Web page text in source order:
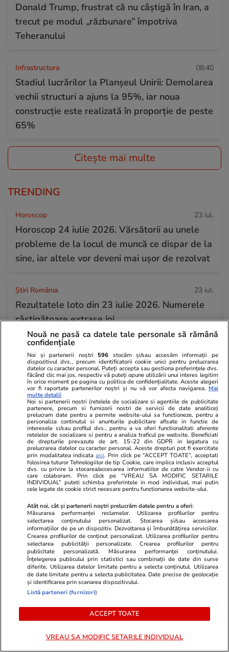
Donald Trump, frustrat că nu câștigă în Iran, a
trecut pe modul „răzbunare” împotriva
Teheranului
Infrastructura 08:40
Stadiul lucrărilor la Planșeul Unirii: Demolarea
vechii structuri a ajuns la 95%, iar noua
construcție este realizată în proporție de peste
65%
Citește mai multe
TRENDING
Horoscop 23 iul.
Horoscop 24 iulie 2026. Vărsătorii au unele
probleme de la locul de muncă ce dispar de la
sine, iar altele vor deveni mai ușor de rezolvat
Știri România 23 iul.
Rezultatele loto din 23 iulie 2026. Numerele
câștigătoare extrase joi
Știri România 23 iul.
Reportaj de la cavoul Sfântului Preot
Mărturisitor și legionar la tinerețe Ilie
Lăcătușu, unde Icoana Arhanghelul Mihail,
simbolul mișcării, a însuflețit pelerinii
Știri Externe 23 iul.
Directorul organizației de sinucidere asistată
Exit a murit la peste 3.000 de metri altitudine
pe Muntele Fuji
Nouă ne pasă ca datele tale personale să rămână
confidențiale
Noi și partenerii noștri 596 stocăm și/sau accesăm informații pe
dispozitivul dvs., precum identificatorii cookie unici pentru prelucrarea
datelor cu caracter personal. Puteți accepta sau gestiona preferințele dvs.
făcând clic mai jos, respectiv vă puteți opune utilizării unui interes legitim
în orice moment pe pagina cu politica de confidențialitate. Aceste alegeri
vor fi raportate partenerilor noștri și nu vă vor afecta navigarea. Mai
multe detalii
Noi si partenerii nostri (retelele de socializare si agentiile de publicitate
partenere, precum si furnizorii nostri de servicii de date analitice)
prelucram date pentru a permite website-ului sa functioneze, pentru a
personaliza continutul si anunturile publicitare afisate in functie de
interesele si/sau profilul dvs., pentru a va oferi functionalitati aferente
retelelor de socializare si pentru a analiza traficul pe website. Beneficiati
de drepturile prevazute de art. 15-22 din GDPR in legatura cu
prelucrarea datelor cu caracter personal. Aceste drepturi pot fi exercitate
prin modalitatea indicataaici. Prin click pe “ACCEPT TOATE”, acceptati
folosirea tuturor Tehnologiilor de tip Cookie, care implica inclusiv acceptul
dvs. cu privire la stocarea/accesarea informatiilor de catre Vendor-ii cu
care colaboram. Prin click pe “VREAU SA MODIFIC SETARILE
INDIVIDUAL” puteti schimba preferintele in mod individual, mai putin
cele legate de cookie strict necesare pentru functionarea website-ului.
Atât noi, cât și partenerii noștri prelucrăm datele pentru a oferi:
Măsurarea performanței reclamelor. Utilizarea profilurilor pentru
selectarea conținutului personalizat. Stocarea și/sau accesarea
informațiilor de pe un dispozitiv. Dezvoltarea și îmbunătățirea serviciilor.
Crearea profilurilor de conținut personalizat. Utilizarea profilurilor pentru
selectarea publicității personalizate. Crearea profilurilor pentru
publicitate personalizată. Măsurarea performanței conținutului.
Înțelegerea publicului prin statistici sau combinații de date din surse
diferite. Utilizarea datelor limitate pentru a selecta conținutul. Utilizarea
de date limitate pentru a selecta publicitatea. Date precise de geolocație
și identificarea prin scanarea dispozitivului.
Listă parteneri (furnizori)
ACCEPT TOATE
VREAU SA MODIFIC SETARILE INDIVIDUAL